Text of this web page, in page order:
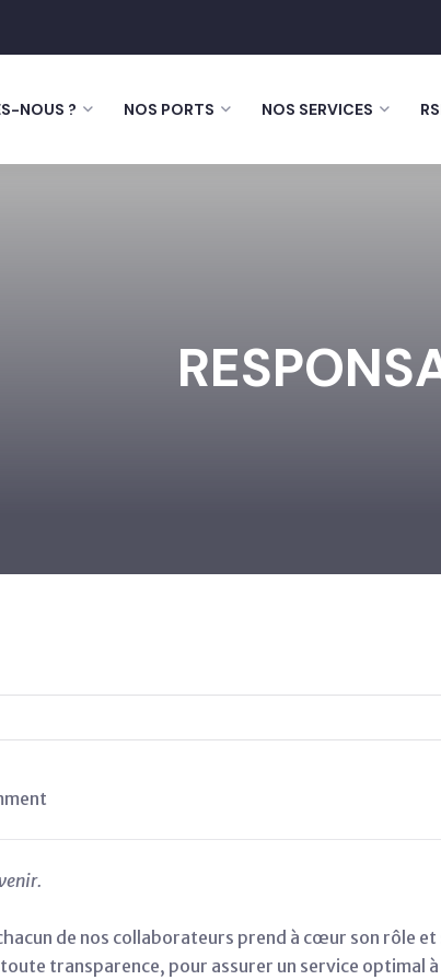
NOUS ? NOS PORTS NOS SERVICES
de nos collaborateurs prend à cœur son rôle et
transparence, pour assurer un service optimal